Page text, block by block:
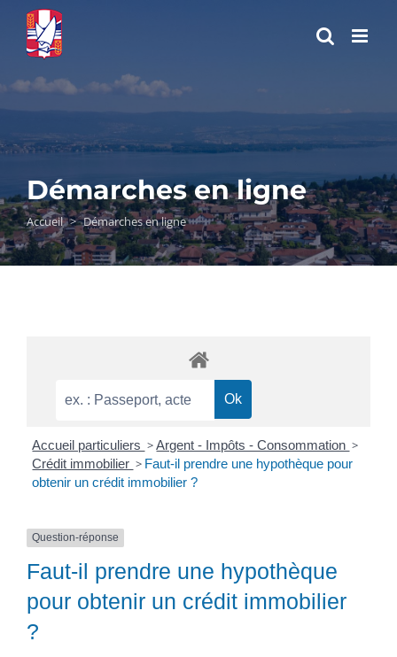
Passer
contenu
Démarches en ligne
Accueil > Démarches en ligne
Accueil particuliers > Argent - Impôts - Consommation >
Crédit immobilier > Faut-il prendre une hypothèque pour
obtenir un crédit immobilier ?
Question-réponse
Faut-il prendre une hypothèque
pour obtenir un crédit immobilier
?